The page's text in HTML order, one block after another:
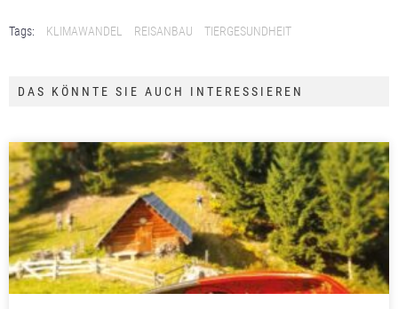
Tags: KLIMAWANDEL REISANBAU TIERGESUNDHEIT
DAS KÖNNTE SIE AUCH INTERESSIEREN